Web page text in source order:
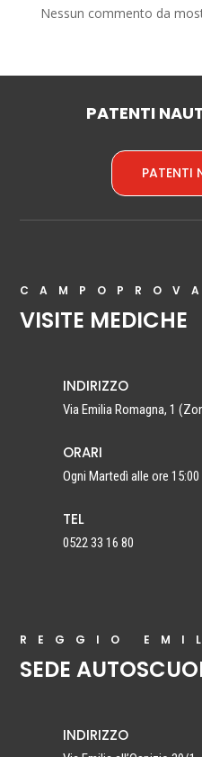
Nessun commento da
PATENTI
PATENTI
CAMPOPROVA
VISITE MEDICHE
INDIRIZZO
Via Emilia Romagna, 1
ORARI
Ogni Martedì alle ore 15:00
TEL
0522 33 16 80
REGGIO
SEDE
INDIRIZZO